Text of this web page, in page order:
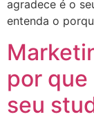
agradece é o
entenda o
por que
seu